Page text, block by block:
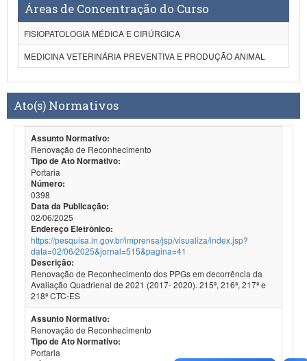
Áreas de Concentração do Curso
FISIOPATOLOGIA MÉDICA E CIRÚRGICA
MEDICINA VETERINÁRIA PREVENTIVA E PRODUÇÃO ANIMAL
Ato(s) Normativos
Assunto Normativo:
Renovação de Reconhecimento
Tipo de Ato Normativo:
Portaria
Número:
0398
Data da Publicação:
02/06/2025
Endereço Eletrônico:
https://pesquisa.in.gov.br/imprensa/jsp/visualiza/index.jsp?
data=02/06/2025&jornal=515&pagina=41
Descrição:
Renovação de Reconhecimento dos PPGs em decorrência da
Avaliação Quadrienal de 2021 (2017- 2020). 215ª, 216ª, 217ª e
218ª CTC-ES
Assunto Normativo:
Renovação de Reconhecimento
Tipo de Ato Normativo:
Portaria